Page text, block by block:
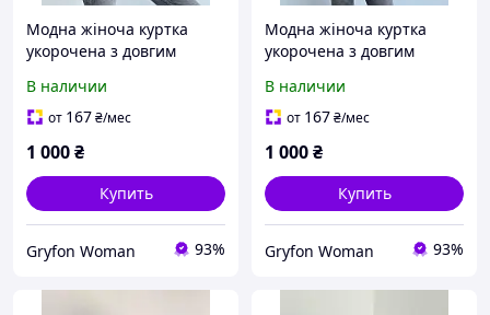
Модна жіноча куртка
укорочена з довгим
блискавці з брендовим
логотипом на плечі та
В наличии
от 167₴/мес
1 000₴
Купить
Gryfon Woman 93%
Модна жіноча куртка
укорочена з довгим
блискавці з брендовим
логотипом на плечі та
В наличии
от 167₴/мес
1 000₴
Купить
Gryfon Woman 93%